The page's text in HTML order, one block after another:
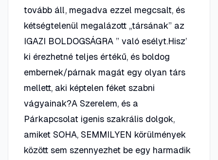
tovább áll, megadva ezzel megcsalt, és
kétségtelenül megalázott „társának” az
IGAZI BOLDOGSÁGRA ” való esélyt.Hisz’
ki érezhetné teljes értékű, és boldog
embernek/párnak magát egy olyan társ
mellett, aki képtelen féket szabni
vágyainak?A Szerelem, és a
Párkapcsolat igenis szakrális dolgok,
amiket SOHA, SEMMILYEN körülmények
között sem szennyezhet be egy harmadik